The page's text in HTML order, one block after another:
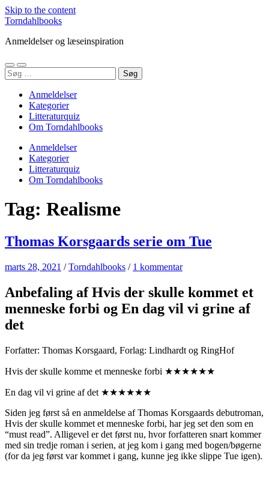
Skip to the content
Torndahlbooks
Anmeldelser og læseinspiration
Toggle
mobile
Toggle
search
Søg
efter:
Anmeldelser
Kategorier
Litteraturquiz
Om Torndahlbooks
Anmeldelser
Kategorier
Litteraturquiz
Om Torndahlbooks
Tag: Realisme
Thomas Korsgaards serie om Tue
marts 28, 2021 /Torndahlbooks / 1 kommentar
Anbefaling af Hvis der skulle kommet et
menneske forbi og En dag vil vi grine af
det
Forfatter: Thomas Korsgaard, Forlag: Lindhardt og RingHof
Hvis der skulle komme et menneske forbi ★★★★★★
En dag vil vi grine af det ★★★★★★
Siden jeg først så en anmeldelse af Thomas Korsgaards debutroman,
Hvis der skulle kommet et menneske forbi, har jeg set den som en
“must read”. Alligevel er det først nu, hvor forfatteren snart kommer
med sin tredje roman i serien, at jeg kom i gang med bogen/bøgerne
(for da jeg først var kommet i gang, kunne jeg ikke slippe Tue igen).